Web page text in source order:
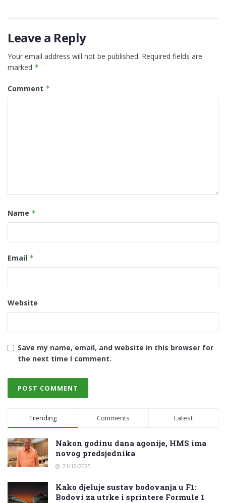
Leave a Reply
Your email address will not be published. Required fields are
marked *
Comment *
Name *
Email *
Website
Save my name, email, and website in this browser for
the next time I comment.
Trending Comments Latest
Nakon godinu dana agonije, HMS ima
novog predsjednika
21/12/2025
Kako djeluje sustav bodovanja u F1:
Bodovi za utrke i sprintere Formule 1